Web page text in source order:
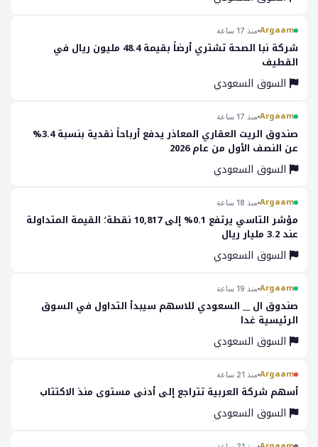
Argaam منذ 17 ساعة
شركة نبا الصحة تشتري أرضاً بقيمة 48.4 مليون ريال في
القطيف
السوق السعودي
Argaam منذ 17 ساعة
صندوق الريت العقاري المعاذر يدفع أرباحاً نقدية بنسبة 3.4%
عن النصف الأول من عام 2026
السوق السعودي
Argaam منذ 18 ساعة
مؤشر التاسي يرتفع 0.1% إلى 10,817 نقطة؛ القيمة المتداولة
عند 3.2 مليار ريال
السوق السعودي
Argaam منذ 19 ساعة
صندوق ال __ السعودي للاسهم سيبدأ التداول في السوق
الرئيسية غدا
السوق السعودي
Argaam منذ 21 ساعة
أسهم شركة العربية تتراجع إلى أدنى مستوى منذ الاكتتاب
السوق السعودي